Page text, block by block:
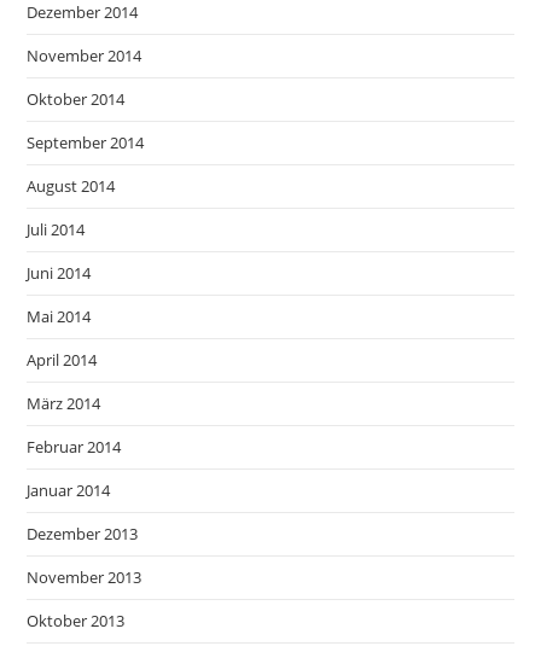
Dezember 2014
November 2014
Oktober 2014
September 2014
August 2014
Juli 2014
Juni 2014
Mai 2014
April 2014
März 2014
Februar 2014
Januar 2014
Dezember 2013
November 2013
Oktober 2013